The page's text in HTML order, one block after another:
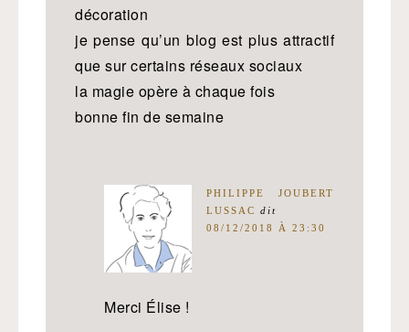
décoration
je pense qu’un blog est plus attractif
que sur certains réseaux sociaux
la magie opère à chaque fois
bonne fin de semaine
PHILIPPE JOUBERT
LUSSAC dit
08/12/2018 À 23:30
Merci Élise !